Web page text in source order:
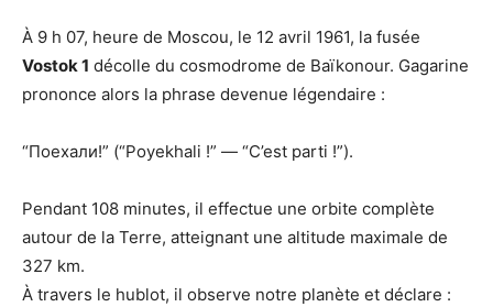
À 9 h 07, heure de Moscou, le 12 avril 1961, la fusée
Vostok 1 décolle du cosmodrome de Baïkonour. Gagarine
prononce alors la phrase devenue légendaire :
“Поехали!” (“Poyekhali !” — “C’est parti !”).
Pendant 108 minutes, il effectue une orbite complète
autour de la Terre, atteignant une altitude maximale de
327 km.
À travers le hublot, il observe notre planète et déclare :